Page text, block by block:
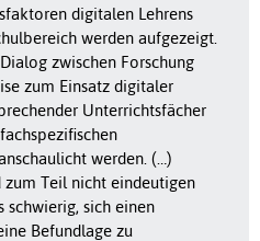
digitalen Lehrens
werden aufgezeigt.
zwischen Forschung
zum Einsatz digitaler
Unterrichtsfächer
werden. (…)
zum Teil nicht eindeutigen
schwierig, sich einen
Befundlage zu